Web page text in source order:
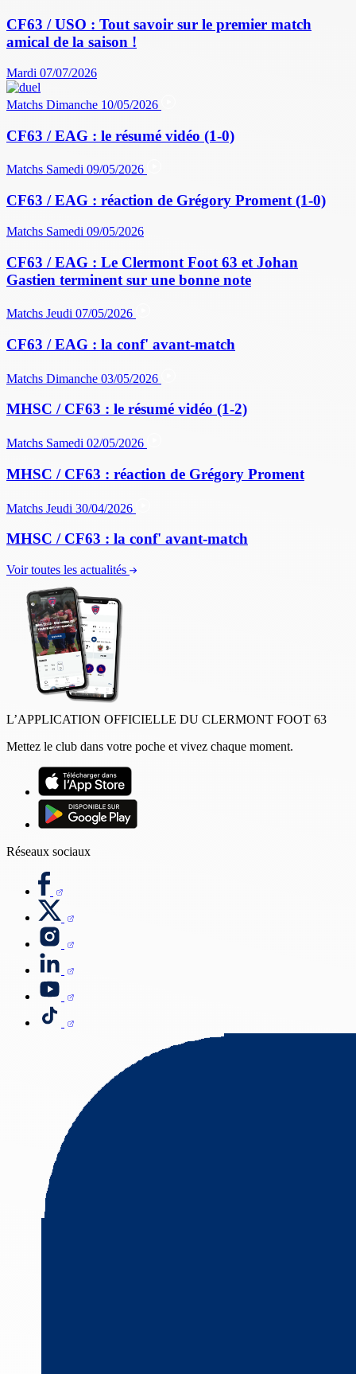
CF63 / USO : Tout savoir sur le premier match
amical de la saison !
Mardi 07/07/2026
Matchs Dimanche 10/05/2026
CF63 / EAG : le résumé vidéo (1-0)
Matchs Samedi 09/05/2026
CF63 / EAG : réaction de Grégory Proment (1-0)
Matchs Samedi 09/05/2026
CF63 / EAG : Le Clermont Foot 63 et Johan
Gastien terminent sur une bonne note
Matchs Jeudi 07/05/2026
CF63 / EAG : la conf' avant-match
Matchs Dimanche 03/05/2026
MHSC / CF63 : le résumé vidéo (1-2)
Matchs Samedi 02/05/2026
MHSC / CF63 : réaction de Grégory Proment
Matchs Jeudi 30/04/2026
MHSC / CF63 : la conf' avant-match
Voir toutes les actualités
L’APPLICATION OFFICIELLE DU CLERMONT FOOT 63
Mettez le club dans votre poche et vivez chaque moment.
Réseaux sociaux